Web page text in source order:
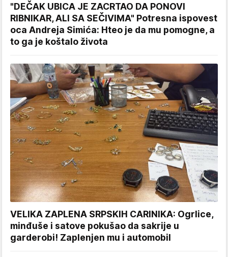
"DEČAK UBICA JE ZACRTAO DA PONOVI
RIBNIKAR, ALI SA SEČIVIMA" Potresna ispovest
oca Andreja Simića: Hteo je da mu pomogne, a
to ga je koštalo života
VELIKA ZAPLENA SRPSKIH CARINIKA: Ogrlice,
minđuše i satove pokušao da sakrije u
garderobi! Zaplenjen mu i automobil